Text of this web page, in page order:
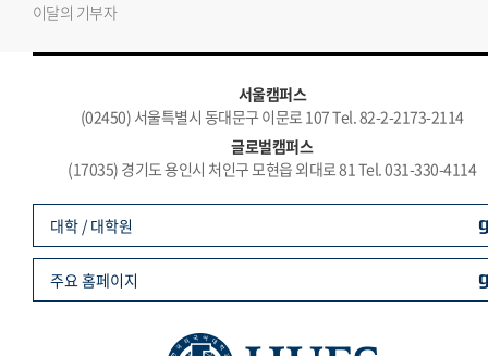
이달의 기부자
서울캠퍼스
(02450) 서울특별시 동대문구 이문로 107 Tel. 82-2-2173-2114
글로벌캠퍼스
(17035) 경기도 용인시 처인구 모현읍 외대로 81 Tel. 031-330-4114
대학 / 대학원
주요 홈페이지